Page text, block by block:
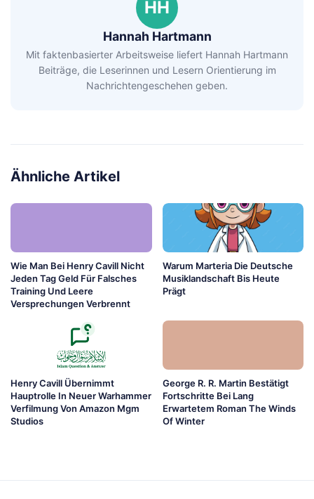
HH
Hannah Hartmann
Mit faktenbasierter Arbeitsweise liefert Hannah Hartmann
Beiträge, die Leserinnen und Lesern Orientierung im
Nachrichtengeschehen geben.
Ähnliche Artikel
Wie Man Bei Henry Cavill Nicht
Jeden Tag Geld Für Falsches
Training Und Leere
Versprechungen Verbrennt
Warum Marteria Die Deutsche
Musiklandschaft Bis Heute
Prägt
Henry Cavill Übernimmt
Hauptrolle In Neuer Warhammer
Verfilmung Von Amazon Mgm
Studios
George R. R. Martin Bestätigt
Fortschritte Bei Lang
Erwartetem Roman The Winds
Of Winter